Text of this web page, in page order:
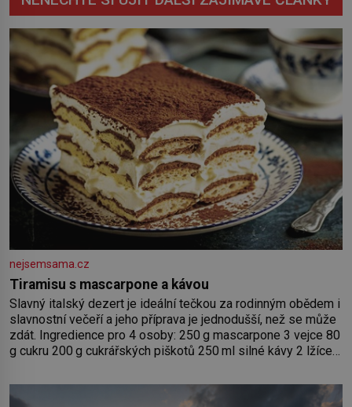
nejsemsama.cz
Tiramisu s mascarpone a kávou
Slavný italský dezert je ideální tečkou za rodinným obědem i
slavnostní večeří a jeho příprava je jednodušší, než se může
zdát. Ingredience pro 4 osoby: 250 g mascarpone 3 vejce 80
g cukru 200 g cukrářských piškotů 250 ml silné kávy 2 lžíce
bílků. Žloutky vyšlehejte s cukrem do světlé pěny a postupně
do nich vmíchejte mascarpone, aby vznikl hladký